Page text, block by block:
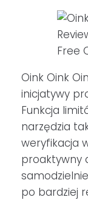
Oink Oink
inicjatywy
Funkcja
narzędzia
weryfikacja
proaktywny
po bardziej